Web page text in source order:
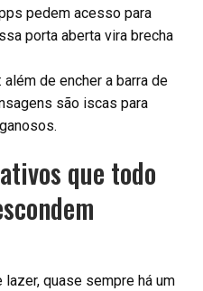
pedem acesso para
porta aberta vira brecha
: além de encher a barra de
são iscas para
que todo
quase sempre há um